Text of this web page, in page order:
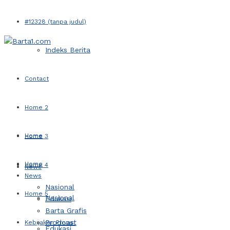
#12328 (tanpa judul)
Indeks Berita
Contact
Home 2
Home 3
Home 4
Home 5
Kebijakan Privasi
Home
News
Nasional
Home
News
Nasional
Edukasi
Barta Grafis
Prodcast